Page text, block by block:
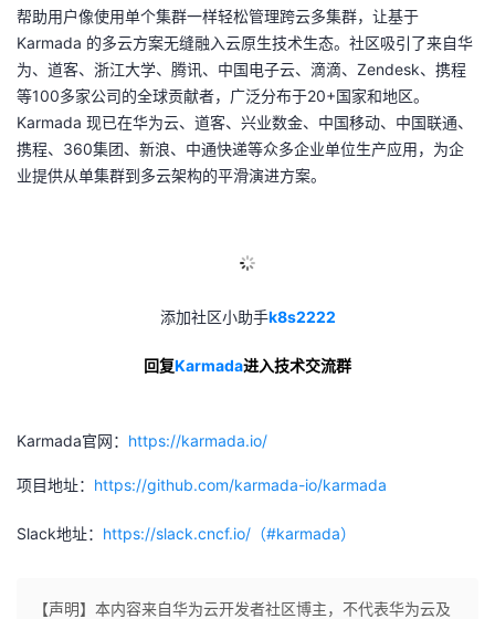
帮助用户像使用单个集群一样轻松管理跨云多集群，让基于
Karmada 的多云方案无缝融入云原生技术生态。社区吸引了来自华
为、道客、浙江大学、腾讯、中国电子云、滴滴、Zendesk、携程
等100多家公司的全球贡献者，广泛分布于20+国家和地区。
Karmada 现已在华为云、道客、兴业数金、中国移动、中国联通、
携程、360集团、新浪、中通快递等众多企业单位生产应用，为企
业提供从单集群到多云架构的平滑演进方案。
添加社区小助手k8s2222
回复Karmada进入技术交流群
Karmada官网： https://karmada.io/
项目地址： https://github.com/karmada-io/karmada
Slack地址： https://slack.cncf.io/（#karmada）
【声明】本内容来自华为云开发者社区博主，不代表华为云及